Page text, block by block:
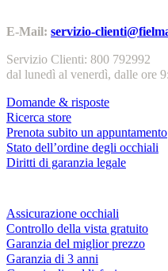
E-Mail: servizio-
Servizio Clienti: 800 792992
dal lunedì al venerdì, dalle ore
Domande & risposte
Ricerca store
Prenota subito un appuntamento
Stato dell’ordine degli occhiali
Diritti di garanzia legale
Assicurazione occhiali
Controllo della vista gratuito
Garanzia del miglior prezzo
Garanzia di 3 anni